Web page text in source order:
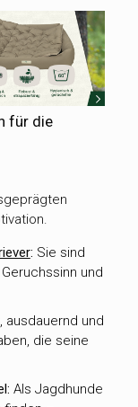
für die
: Sie sind
und
ausdauernd und
die seine
Als Jagdhunde